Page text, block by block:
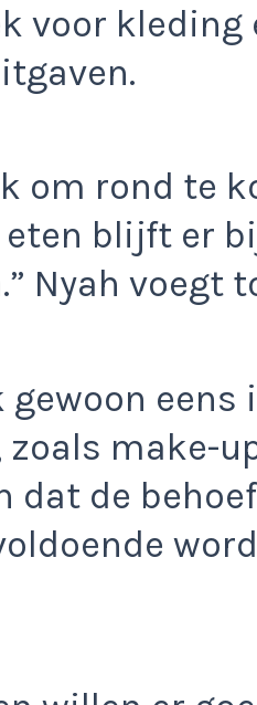
voor kleding
om rond te
eten blijft er
Nyah voegt
gewoon
make-
dat de